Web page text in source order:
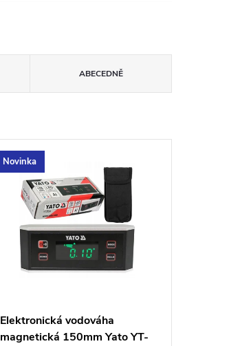
ABECEDNĚ
Novinka
Elektronická vodováha
magnetická 150mm Yato YT-